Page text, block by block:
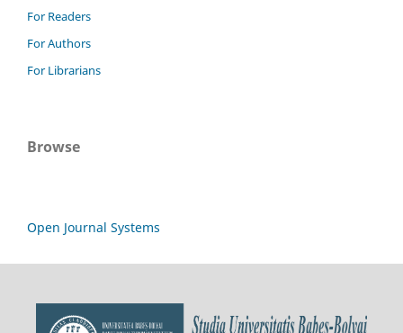
For Readers
For Authors
For Librarians
Browse
Open Journal Systems